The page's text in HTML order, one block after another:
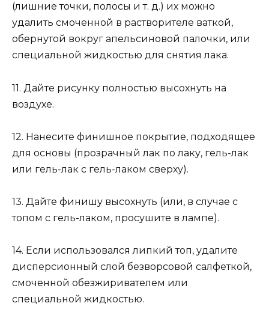
(лишние точки, полосы и т. д.) их можно
удалить смоченной в растворителе ваткой,
обернутой вокруг апельсиновой палочки, или
специальной жидкостью для снятия лака.
11. Дайте рисунку полностью высохнуть на
воздухе.
12. Нанесите финишное покрытие, подходящее
для основы (прозрачный лак по лаку, гель-лак
или гель-лак с гель-лаком сверху).
13. Дайте финишу высохнуть (или, в случае с
топом с гель-лаком, просушите в лампе).
14. Если использовался липкий топ, удалите
дисперсионный слой безворсовой салфеткой,
смоченной обезжиривателем или
специальной жидкостью.